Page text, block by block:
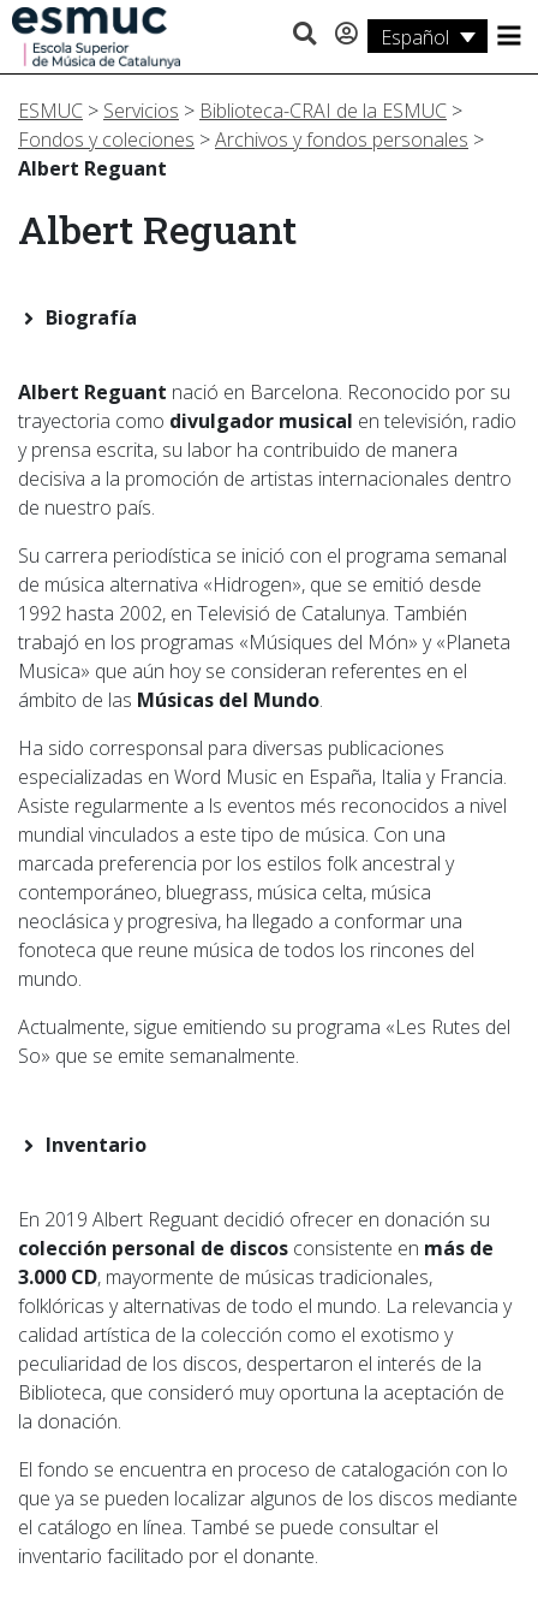
Español
Estudios
Investigación
Servicios
Actividades
ESMUC > Servicios > Biblioteca-CRAI de la ESMUC >
Fondos y coleciones >Archivos y fondos personales >
Albert Reguant
Albert Reguant
Biografía
Albert Reguant nació en Barcelona. Reconocido por su
trayectoria como divulgador musical en televisión, radio
y prensa escrita, su labor ha contribuido de manera
decisiva a la promoción de artistas internacionales dentro
de nuestro país.
Su carrera periodística se inició con el programa semanal
de música alternativa «Hidrogen», que se emitió desde
1992 hasta 2002, en Televisió de Catalunya. También
trabajó en los programas «Músiques del Món» y «Planeta
Musica» que aún hoy se consideran referentes en el
ámbito de las Músicas del Mundo.
Ha sido corresponsal para diversas publicaciones
especializadas en Word Music en España, Italia y Francia.
Asiste regularmente a ls eventos més reconocidos a nivel
mundial vinculados a este tipo de música. Con una
marcada preferencia por los estilos folk ancestral y
contemporáneo, bluegrass, música celta, música
neoclásica y progresiva, ha llegado a conformar una
fonoteca que reune música de todos los rincones del
mundo.
Actualmente, sigue emitiendo su programa «Les Rutes del
So» que se emite semanalmente.
Inventario
En 2019 Albert Reguant decidió ofrecer en donación su
colección personal de discos consistente en más de
3.000 CD, mayormente de músicas tradicionales,
folklóricas y alternativas de todo el mundo. La relevancia y
calidad artística de la colección como el exotismo y
peculiaridad de los discos, despertaron el interés de la
Biblioteca, que consideró muy oportuna la aceptación de
la donación.
El fondo se encuentra en proceso de catalogación con lo
que ya se pueden localizar algunos de los discos mediante
el catálogo en línea. També se puede consultar el
inventario facilitado por el donante.